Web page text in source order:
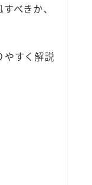
べきか、
やすく解説